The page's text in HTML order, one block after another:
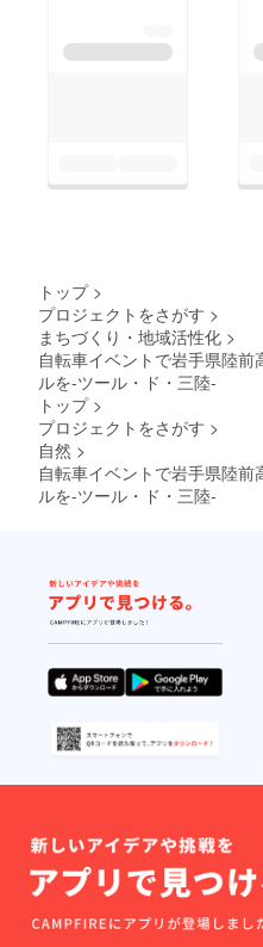
トップ >
プロジェクトをさがす >
まちづくり・地域活性化 >
自転車イベントで岩手県陸
ルを-ツール・ド・三陸-
トップ >
プロジェクトをさがす >
自然 >
自転車イベントで岩手県陸
ルを-ツール・ド・三陸-